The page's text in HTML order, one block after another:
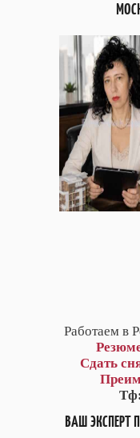
Работаем в
Сдать
Тф:
ВАШ ЭКСПЕРТ